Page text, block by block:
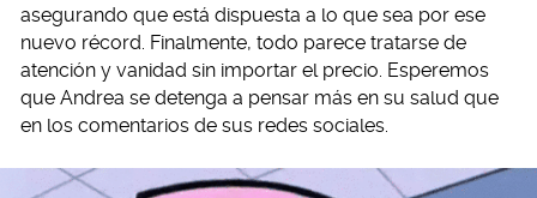
asegurando que está dispuesta a lo que sea por ese
nuevo récord. Finalmente, todo parece tratarse de
atención y vanidad sin importar el precio. Esperemos
que Andrea se detenga a pensar más en su salud que
en los comentarios de sus redes sociales.